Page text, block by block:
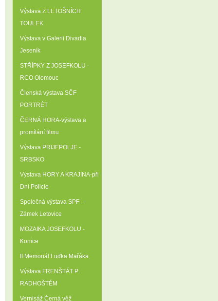
Výstava Z LETOŠNÍCH
TOULEK
Výstava v Galerii Divadla
Jeseník
STŘÍPKY Z JOSEFKOLU -
RCO Olomouc
Členská výstava SČF
PORTRÉT
ČERNÁ HORA-výstava a
promítání filmu
Výstava PRIJEPOLJE -
SRBSKO
Výstava HORY A KRAJINA-při
Dni Policie
Společná výstava SPF -
Zámek Letovice
MOZAIKA JOSEFKOLU -
Konice
II.Memoriál Luďka Mařáka
Výstava FRENŠTÁT P.
RADHOŠTĚM
Vernisáž Černá věž